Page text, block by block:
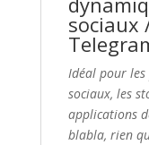
sociaux
Idéal pour
sociaux, les
applications
blabla, rien